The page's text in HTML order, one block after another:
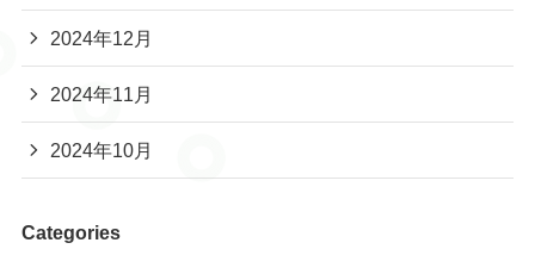
2024年12月
2024年11月
2024年10月
Categories